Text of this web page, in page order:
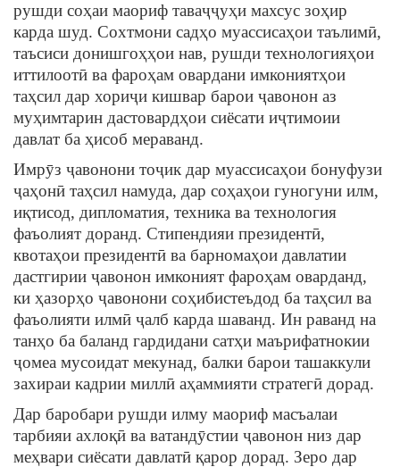
рушди соҳаи маориф таваҷҷуҳи махсус зоҳир
карда шуд. Сохтмони садҳо муассисаҳои таълимӣ,
таъсиси донишгоҳҳои нав, рушди технологияҳои
иттилоотӣ ва фароҳам овардани имкониятҳои
таҳсил дар хориҷи кишвар барои ҷавонон аз
муҳимтарин дастовардҳои сиёсати иҷтимоии
давлат ба ҳисоб мераванд.
Имрӯз ҷавонони тоҷик дар муассисаҳои бонуфузи
ҷаҳонӣ таҳсил намуда, дар соҳаҳои гуногуни илм,
иқтисод, дипломатия, техника ва технология
фаъолият доранд. Стипендияи президентӣ,
квотаҳои президентӣ ва барномаҳои давлатии
дастгирии ҷавонон имконият фароҳам оварданд,
ки ҳазорҳо ҷавонони соҳибистеъдод ба таҳсил ва
фаъолияти илмӣ ҷалб карда шаванд. Ин раванд на
танҳо ба баланд гардидани сатҳи маърифатнокии
ҷомеа мусоидат мекунад, балки барои ташаккули
захираи кадрии миллӣ аҳаммияти стратегӣ дорад.
Дар баробари рушди илму маориф масъалаи
тарбияи ахлоқӣ ва ватандӯстии ҷавонон низ дар
меҳвари сиёсати давлатӣ қарор дорад. Зеро дар